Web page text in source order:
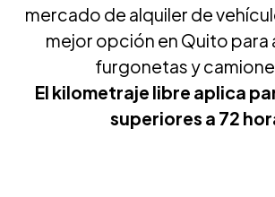
mercado de alquiler de
mejor opción en Quito para
furgonetas y
El kilometraje libre aplica
superiores a 72